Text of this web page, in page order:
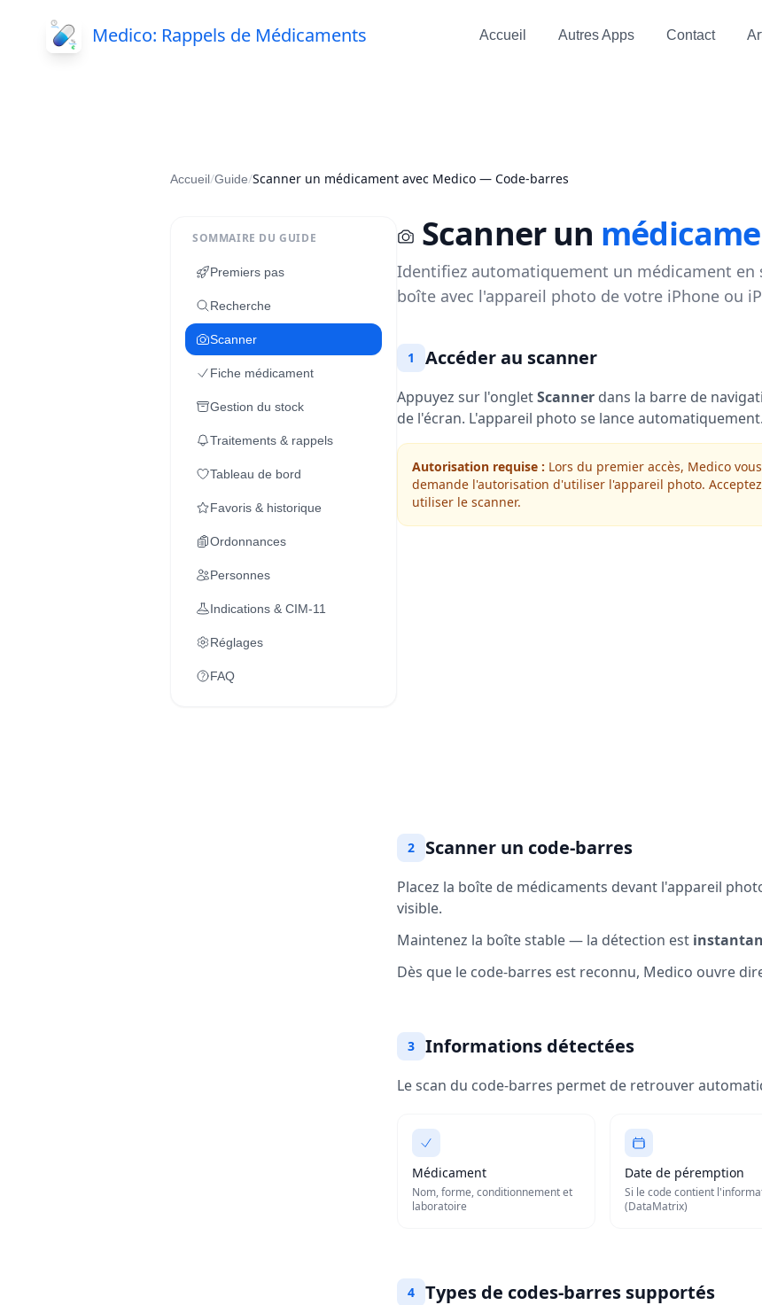
Medico: Rappels de Médicaments Accueil Autres Apps Contact
Accueil/Guide/Scanner un médicament avec Medico — Code-barres
SOMMAIRE DU GUIDE
Premiers pas
Recherche
Scanner
Fiche médicament
Gestion du stock
Traitements & rappels
Tableau de bord
Favoris & historique
Ordonnances
Personnes
Indications & CIM-11
Réglages
FAQ
Scanner un
Identifiez automatiquement un médicament en
boîte avec l'appareil photo de votre iPhone ou
1 Accéder au scanner
Appuyez sur l'ongletScanner dans la barre de
de l'écran. L'appareil photo se lance automatiquement.
Autorisation requise : Lors du premier accès, Medico vous
demande l'autorisation d'utiliser l'appareil photo.
utiliser le scanner.
2 Scanner un code-barres
Placez la boîte de médicaments devant l'appareil
visible.
Maintenez la boîte stable — la détection est
Dès que le code-barres est reconnu, Medico ouvre
3 Informations détectées
Le scan du code-barres permet de retrouver
Médicament
Nom, forme, conditionnement et
laboratoire
Date de péremption
Si le code contient
(DataMatrix)
4 Types de codes-barres supportés